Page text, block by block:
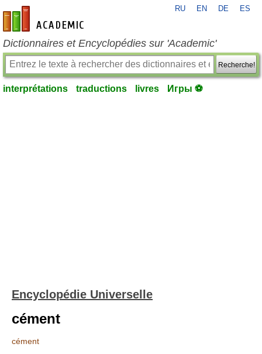
fr-academic.com
RU EN DE ES
Dictionnaires et Encyclopédies sur 'Academic'
Recherche!
interprétations traductions livres Игры ⚽
Encyclopédie Universelle
cément
cément